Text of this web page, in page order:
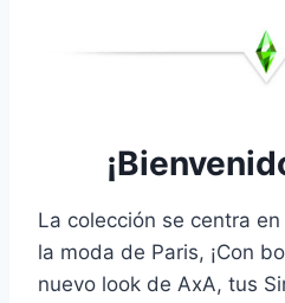
La colección se centra
la moda de Paris, ¡Con
nuevo look de AxA, tus